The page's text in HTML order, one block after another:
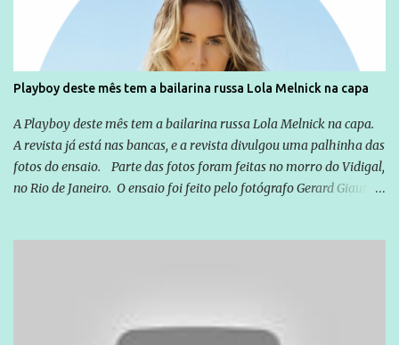
que possibilite distribuir não só informações, mas que gere de
forma consistente a riqueza do conhecimento... Exemplo: o
cidadão brasileiro não precisa só ser informado sobre operações
da Lava Jato, Reformas que podem retirar ou não direitos, ou
quem vai ser preso ou não; é preciso levar até as pessoas, do mais
simples ao mais burguês, o que diz a nossa Constituição, quais são
seus direitos e deveres em ...
Playboy deste mês tem a bailarina russa Lola Melnick na capa
A Playboy deste mês tem a bailarina russa Lola Melnick na capa.
A revista já está nas bancas, e a revista divulgou uma palhinha das
fotos do ensaio. Parte das fotos foram feitas no morro do Vidigal,
no Rio de Janeiro. O ensaio foi feito pelo fotógrafo Gerard Giaume